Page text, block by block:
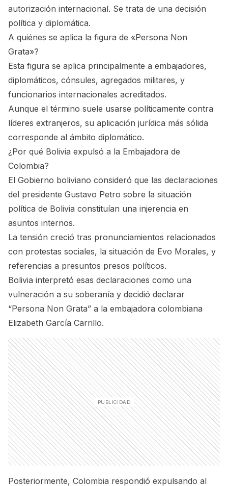
autorización internacional. Se trata de una decisión
política y diplomática.
A quiénes se aplica la figura de «Persona Non
Grata»?
Esta figura se aplica principalmente a embajadores,
diplomáticos, cónsules, agregados militares, y
funcionarios internacionales acreditados.
Aunque el término suele usarse políticamente contra
líderes extranjeros, su aplicación jurídica más sólida
corresponde al ámbito diplomático.
¿Por qué Bolivia expulsó a la Embajadora de
Colombia?
El Gobierno boliviano consideró que las declaraciones
del presidente Gustavo Petro sobre la situación
política de Bolivia constituían una injerencia en
asuntos internos.
La tensión creció tras pronunciamientos relacionados
con protestas sociales, la situación de Evo Morales, y
referencias a presuntos presos políticos.
Bolivia interpretó esas declaraciones como una
vulneración a su soberanía y decidió declarar
“Persona Non Grata” a la embajadora colombiana
Elizabeth García Carrillo.
Posteriormente, Colombia respondió expulsando al